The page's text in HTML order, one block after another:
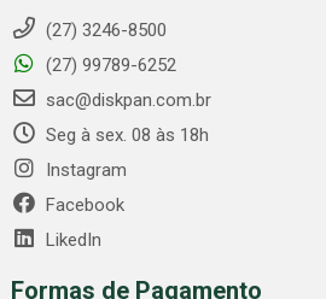
(27) 3246-8500
(27) 99789-6252
sac@diskpan.com.br
Seg à sex. 08 às 18h
Instagram
Facebook
LikedIn
Formas de Pagamento